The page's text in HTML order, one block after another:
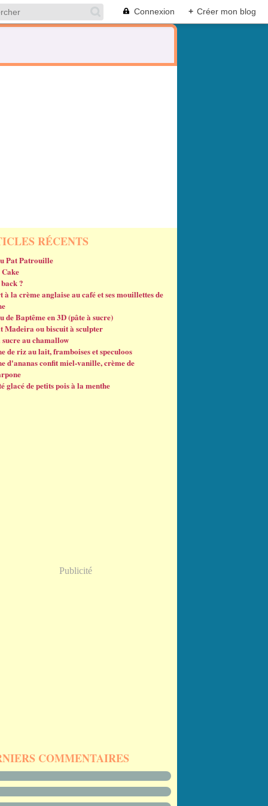
Connexion + Créer mon blog
RÉCENTS
Pat Patrouille
?
à la crème anglaise au café et ses mouillettes de
de Baptême en 3D (pâte à sucre)
Madeira ou biscuit à sculpter
sucre au chamallow
de riz au lait, framboises et speculoos
d'ananas confit miel-vanille, crème de
glacé de petits pois à la menthe
Publicité
COMMENTAIRES